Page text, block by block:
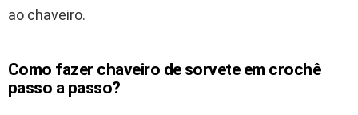
ao chaveiro.
Como fazer chaveiro de sorvete em crochê
passo a passo?